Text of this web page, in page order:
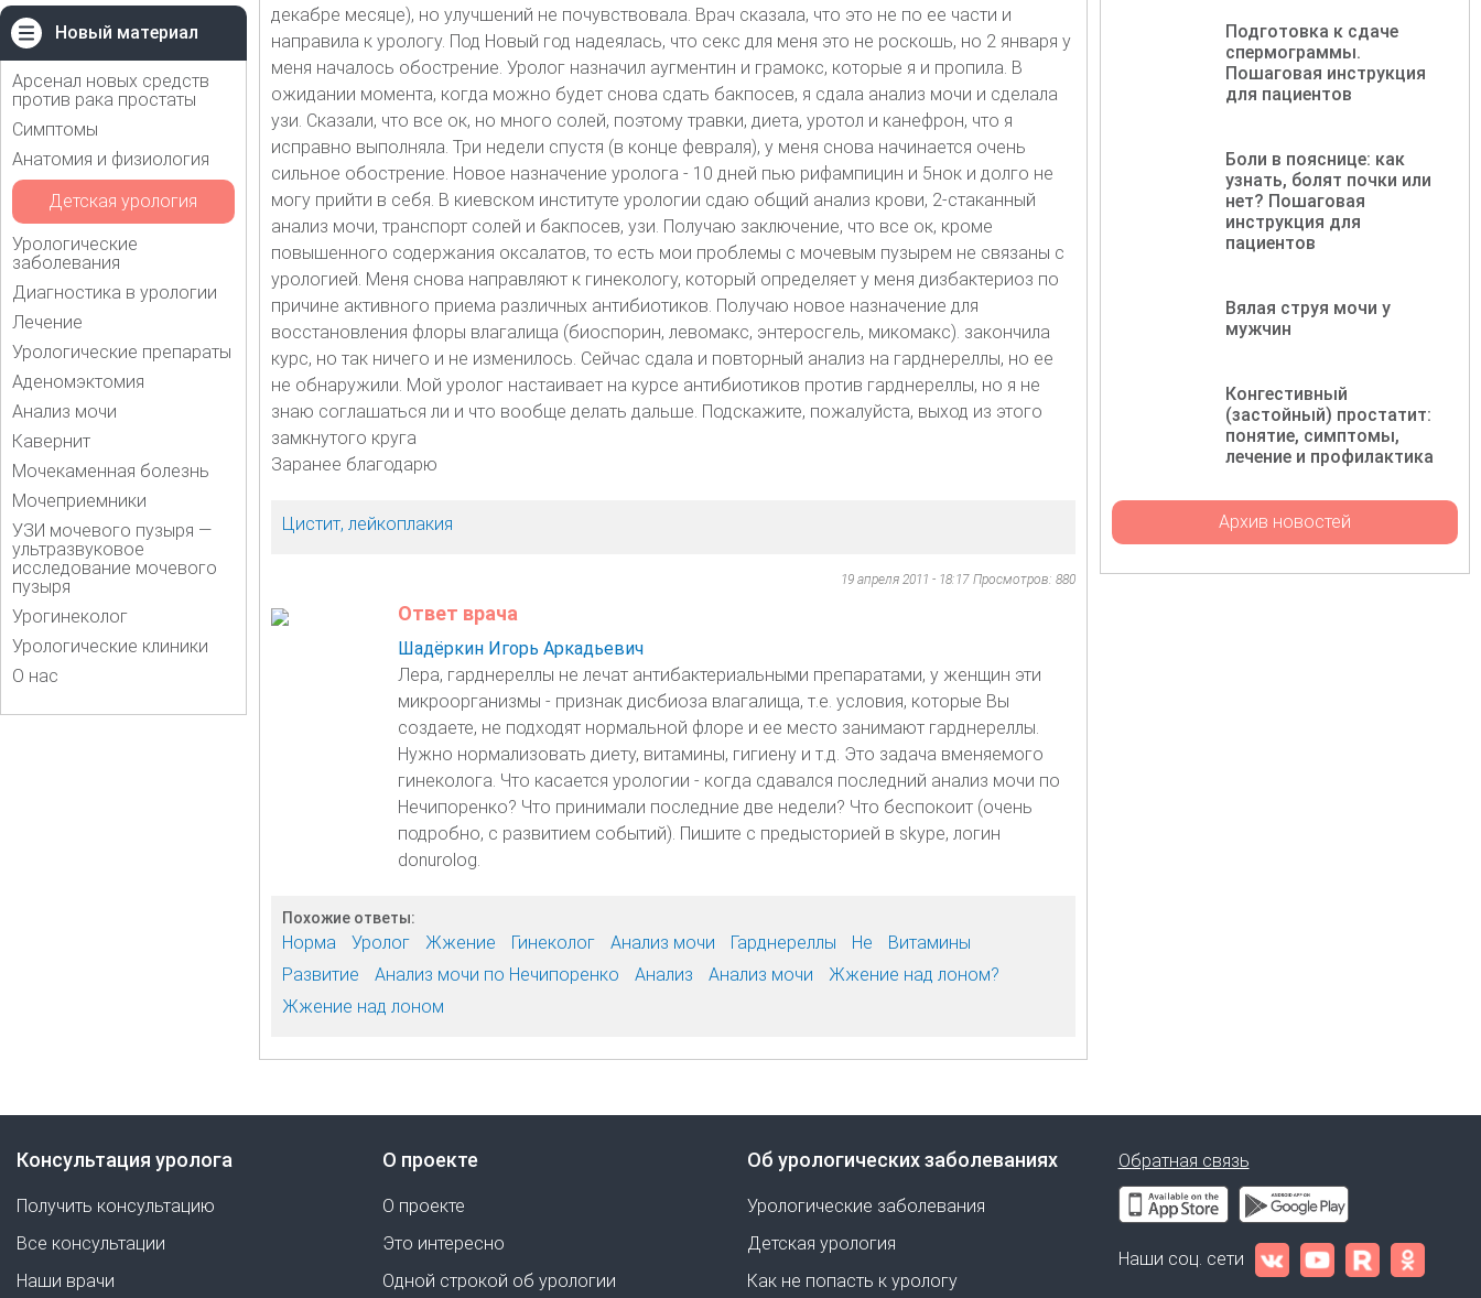
Новый материал
Арсенал новых средств
против рака простаты
Симптомы
Анатомия и физиология
Детская урология
Урологические
заболевания
Диагностика в урологии
Лечение
Урологические препараты
Аденомэктомия
Анализ мочи
Кавернит
Мочекаменная болезнь
Мочеприемники
УЗИ мочевого пузыря —
ультразвуковое
исследование мочевого
пузыря
Урогинеколог
Урологические клиники
О нас
декабре месяце), но улучшений не почувствовала. Врач сказала, что это не по ее части и
направила к урологу. Под Новый год надеялась, что секс для меня это не роскошь, но 2 января у
меня началось обострение. Уролог назначил аугментин и грамокс, которые я и пропила. В
ожидании момента, когда можно будет снова сдать бакпосев, я сдала анализ мочи и сделала
узи. Сказали, что все ок, но много солей, поэтому травки, диета, уротол и канефрон, что я
исправно выполняла. Три недели спустя (в конце февраля), у меня снова начинается очень
сильное обострение. Новое назначение уролога - 10 дней пью рифампицин и 5нок и долго не
могу прийти в себя. В киевском институте урологии сдаю общий анализ крови, 2-стаканный
анализ мочи, транспорт солей и бакпосев, узи. Получаю заключение, что все ок, кроме
повышенного содержания оксалатов, то есть мои проблемы с мочевым пузырем не связаны с
урологией. Меня снова направляют к гинекологу, который определяет у меня дизбактериоз по
причине активного приема различных антибиотиков. Получаю новое назначение для
восстановления флоры влагалища (биоспорин, левомакс, энтеросгель, микомакс). закончила
курс, но так ничего и не изменилось. Сейчас сдала и повторный анализ на гарднереллы, но ее
не обнаружили. Мой уролог настаивает на курсе антибиотиков против гарднереллы, но я не
знаю соглашаться ли и что вообще делать дальше. Подскажите, пожалуйста, выход из этого
замкнутого круга
Заранее благодарю
Цистит, лейкоплакия
19 апреля 2011 - 18:17 Просмотров: 880
Ответ врача
Шадёркин Игорь Аркадьевич
Лера, гарднереллы не лечат антибактериальными препаратами, у женщин эти
микроорганизмы - признак дисбиоза влагалища, т.е. условия, которые Вы
создаете, не подходят нормальной флоре и ее место занимают гарднереллы.
Нужно нормализовать диету, витамины, гигиену и т.д. Это задача вменяемого
гинеколога. Что касается урологии - когда сдавался последний анализ мочи по
Нечипоренко? Что принимали последние две недели? Что беспокоит (очень
подробно, с развитием событий). Пишите с предысторией в skype, логин
donurolog.
Похожие ответы:
Норма Уролог Жжение Гинеколог Анализ мочи Гарднереллы Не
Витамины
Развитие
Анализ мочи по Нечипоренко Анализ Анализ мочи
Жжение над лоном?
Жжение над лоном
Подготовка к сдаче
спермограммы.
Пошаговая инструкция
для пациентов
Боли в пояснице: как
узнать, болят почки или
нет? Пошаговая
инструкция для
пациентов
Вялая струя мочи у
мужчин
Конгестивный
(застойный) простатит:
понятие, симптомы,
лечение и профилактика
Архив новостей
Консультация уролога
Получить консультацию
Все консультации
Наши врачи
О проекте
О проекте
Это интересно
Одной строкой об урологии
Об урологических заболеваниях
Урологические заболевания
Детская урология
Как не попасть к урологу
Обратная связь
Наши соц. сети